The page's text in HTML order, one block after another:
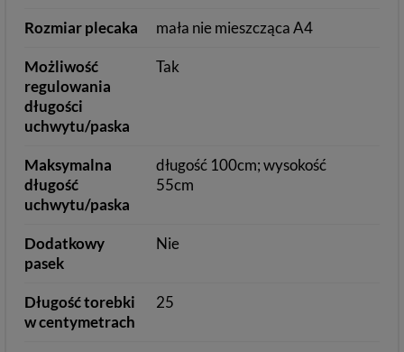
Rozmiar plecaka mała nie mieszcząca A4
Możliwość
regulowania
długości
uchwytu/paska
Tak
Maksymalna
długość
uchwytu/paska
długość 100cm; wysokość
55cm
Dodatkowy
pasek
Nie
Długość torebki
w centymetrach
25